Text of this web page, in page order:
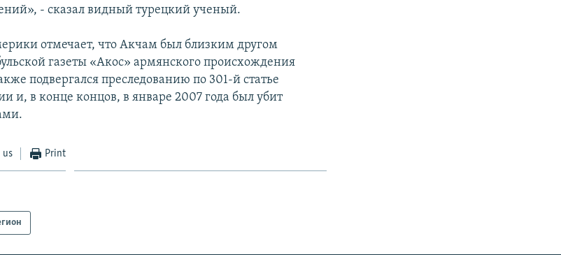
- сказал видный турецкий ученый.
отмечает, что Акчам был близким другом
газеты «Акос» армянского происхождения
подвергался преследованию по 301-й статье
и, в конце концов, в январе 2007 года был убит
us Print